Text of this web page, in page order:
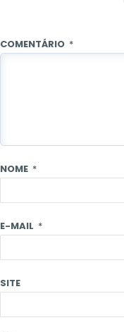
COMENTÁRIO *
NOME *
E-MAIL *
SITE